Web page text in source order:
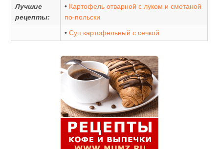
Лучшие
рецепты:
• Картофель отварной с луком и сметаной
по-польски
•Суп картофельный с сечкой